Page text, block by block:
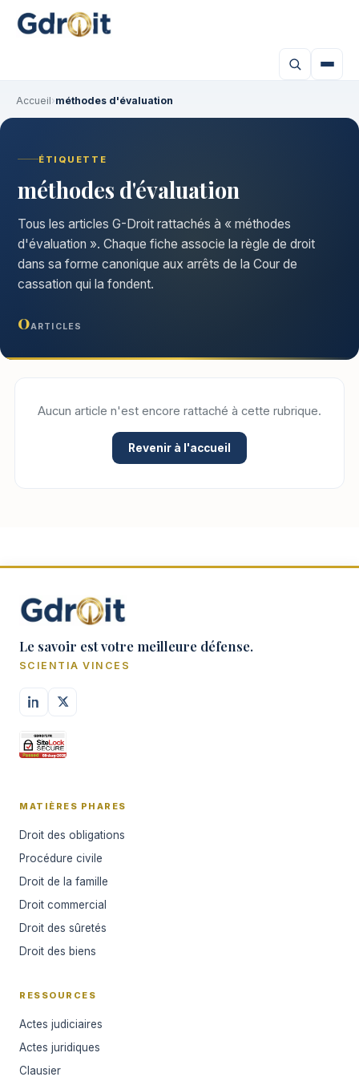
Accueil›méthodes d'évaluation
ÉTIQUETTE
méthodes d'évaluation
Tous les articles G-Droit rattachés à « méthodes
d'évaluation ». Chaque fiche associe la règle de droit
dans sa forme canonique aux arrêts de la Cour de
cassation qui la fondent.
0ARTICLES
Aucun article n'est encore rattaché à cette rubrique.
Revenir à l'accueil
Le savoir est votre meilleure défense.
SCIENTIA VINCES
MATIÈRES PHARES
Droit des obligations
Procédure civile
Droit de la famille
Droit commercial
Droit des sûretés
Droit des biens
RESSOURCES
Actes judiciaires
Actes juridiques
Clausier